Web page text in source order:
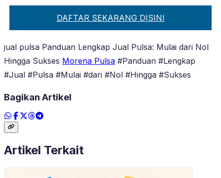
DAFTAR SEKARANG DISINI
jual pulsa Panduan Lengkap Jual Pulsa: Mulai dari Nol
Hingga Sukses Morena Pulsa #Panduan #Lengkap
#Jual #Pulsa #Mulai #dari #Nol #Hingga #Sukses
Bagikan Artikel
Artikel Terkait